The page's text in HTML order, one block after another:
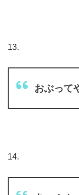
13.
おぶって
14.